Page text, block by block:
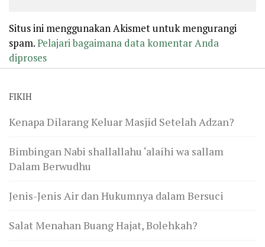
Situs ini menggunakan Akismet untuk mengurangi
spam.Pelajari bagaimana data komentar Anda
diproses
FIKIH
Kenapa Dilarang Keluar Masjid Setelah Adzan?
Bimbingan Nabi shallallahu ‘alaihi wa sallam
Dalam Berwudhu
Jenis-Jenis Air dan Hukumnya dalam Bersuci
Salat Menahan Buang Hajat, Bolehkah?